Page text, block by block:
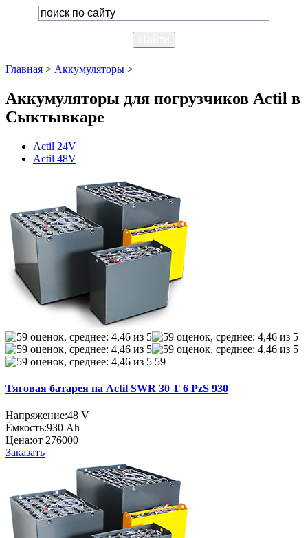
Главная > Аккумуляторы >
Аккумуляторы для погрузчиков Actil в
Сыктывкаре
Actil 24V
Actil 48V
59
Тяговая батарея на Actil SWR 30 T 6 PzS 930
Напряжение:48 V
Ёмкость:930 Ah
Цена:от 276000
Заказать